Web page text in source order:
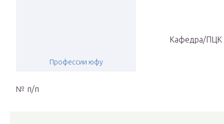
Профессии юфу
№ п/п
Кафедра/ПЦК